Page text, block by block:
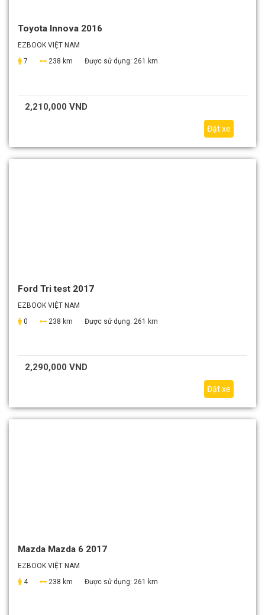
Toyota Innova 2016
EZBOOK VIỆT NAM
7
238 km Được sử dụng: 261 km
2,210,000 VND
Đặt xe
Ford Tri test 2017
EZBOOK VIỆT NAM
0
238 km Được sử dụng: 261 km
2,290,000 VND
Đặt xe
Mazda Mazda 6 2017
EZBOOK VIỆT NAM
4
238 km Được sử dụng: 261 km